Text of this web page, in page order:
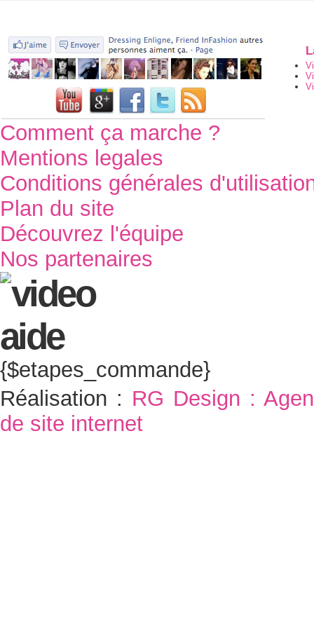
Comment ça marche ?
Mentions legales
Conditions générales
Plan du site
Découvrez l'équipe
Nos partenaires
{$etapes_commande}
Réalisation : RG Design :
de site internet